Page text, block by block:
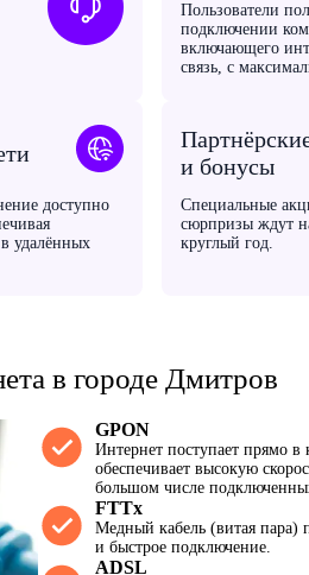
Пользователи
подключении
включающего
связь, с
доступно
удалённых
и бонусы
Специальные
сюрпризы ждут
круглый год.
в городе Дмитров
GPON
Интернет поступает прямо в
обеспечивает высокую
большом числе
FTTx
Медный кабель (витая пара)
и быстрое подключение.
ADSL